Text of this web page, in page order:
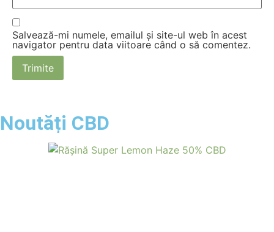
Salvează-mi numele, emailul și site-ul web în acest
navigator pentru data viitoare când o să comentez.
Noutăți CBD